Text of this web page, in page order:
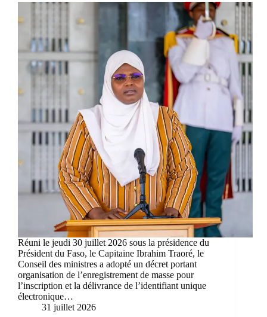
Réuni le jeudi 30 juillet 2026 sous la présidence du
Président du Faso, le Capitaine Ibrahim Traoré, le
Conseil des ministres a adopté un décret portant
organisation de l’enregistrement de masse pour
l’inscription et la délivrance de l’identifiant unique
électronique…
31 juillet 2026